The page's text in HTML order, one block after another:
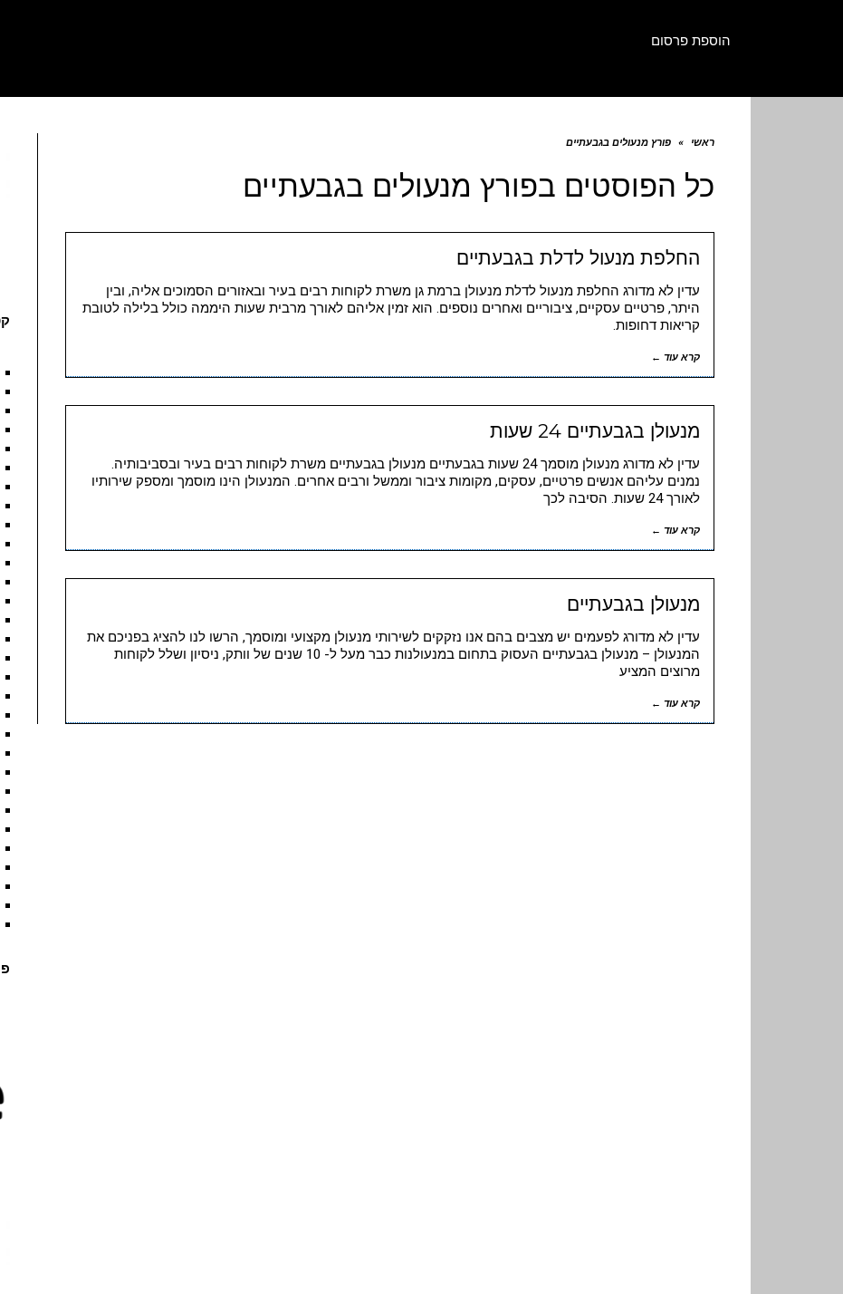
הוספת פרסום
ראשי » פורץ מנעולים בגבעתיים
כל הפוסטים בפורץ מנעולים בגבעתיים
החלפת מנעול לדלת בגבעתיים
עדין לא מדורג החלפת מנעול לדלת מנעולן ברמת גן משרת לקוחות רבים בעיר ובאזורים הסמוכים אליה, ובין
היתר, פרטיים עסקיים, ציבוריים ואחרים נוספים. הוא זמין אליהם לאורך מרבית שעות היממה כולל בלילה לטובת
קריאות דחופות.
קרא עוד ←
מנעולן בגבעתיים 24 שעות
עדין לא מדורג מנעולן מוסמך 24 שעות בגבעתיים מנעולן בגבעתיים משרת לקוחות רבים בעיר ובסביבותיה.
נמנים עליהם אנשים פרטיים, עסקים, מקומות ציבור וממשל ורבים אחרים. המנעולן הינו מוסמך ומספק שירותיו
לאורך 24 שעות. הסיבה לכך
קרא עוד ←
מנעולן בגבעתיים
עדין לא מדורג לפעמים יש מצבים בהם אנו נזקקים לשירותי מנעולן מקצועי ומוסמך, הרשו לנו להציג בפניכם את
המנעולן – מנעולן בגבעתיים העסוק בתחום במנעולנות כבר מעל ל- 10 שנים של וותק, ניסיון ושלל לקוחות
מרוצים המציע
קרא עוד ←